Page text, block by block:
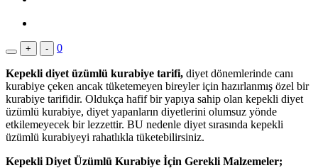
+ - 0
Kepekli diyet üzümlü kurabiye tarifi, diyet dönemlerinde canı
kurabiye çeken ancak tüketemeyen bireyler için hazırlanmış özel bir
kurabiye tarifidir. Oldukça hafif bir yapıya sahip olan kepekli diyet
üzümlü kurabiye, diyet yapanların diyetlerini olumsuz yönde
etkilemeyecek bir lezzettir. BU nedenle diyet sırasında kepekli
üzümlü kurabiyeyi rahatlıkla tüketebilirsiniz.
Kepekli Diyet Üzümlü Kurabiye İçin Gerekli Malzemeler;